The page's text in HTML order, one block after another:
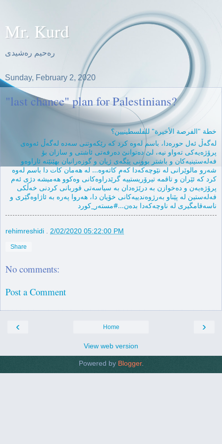
Mr. Kurd
ره‌حیم ره‌شیدی
Sunday, February 2, 2020
"last chance" plan for Palestinians?
خطة "الفرصة الأخيرة" للفلسطينيين؟
له‌گه‌ڵ ئه‌ل حوره‌دا، باسم له‌وه‌ كرد كه‌ رێكه‌وتنی سه‌ده‌ له‌گه‌ڵ ئه‌وه‌ی
پرۆژه‌یه‌كی ته‌واو نیه‌، لێ ده‌توانێ ده‌رفه‌تی ئاشتی و سازان بۆ
فه‌له‌ستینیه‌كان و باشتر بوونی پێگه‌ی ژیان و گوزه‌رانیان بهێنێته‌ ئاراوه‌و
شه‌رو مالوێرانی له‌ نێوچه‌كه‌دا كه‌م كاته‌وه‌... له‌ هه‌مان كات دا باسم له‌وه‌
كرد كه‌ ئێران و تاقمه‌ تیرۆریستییه‌ گرێدراوه‌كانی وه‌كوو هه‌میشه‌ دژی ئه‌م
پرۆژه‌یه‌ن و ده‌خوازن به‌ درێژه‌دان به سیاسه‌تی‌ قوربانی كردنی خه‌ڵكی
فه‌له‌ستین له‌ پێناو به‌رژوه‌ندییه‌كانی خۆیان دا، هه‌روا په‌ره‌ به‌‌ ئاژاوه‌گێری و
ناسه‌قامگیری له‌ ناوچه‌كه‌دا بده‌ن...#مسته‌ر_كورد
rehimreshidi 2/02/2020 05:22:00 PM
Share
No comments:
Post a Comment
‹ ›
Home
View web version
Powered by Blogger.